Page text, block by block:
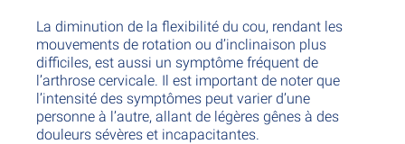
La diminution de la flexibilité du cou, rendant les
mouvements de rotation ou d’inclinaison plus
difficiles, est aussi un symptôme fréquent de
l’arthrose cervicale. Il est important de noter que
l’intensité des symptômes peut varier d’une
personne à l’autre, allant de légères gênes à des
douleurs sévères et incapacitantes.